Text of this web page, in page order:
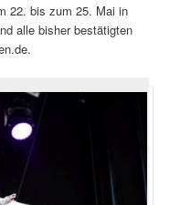
22. bis zum 25. Mai in
alle bisher bestätigten